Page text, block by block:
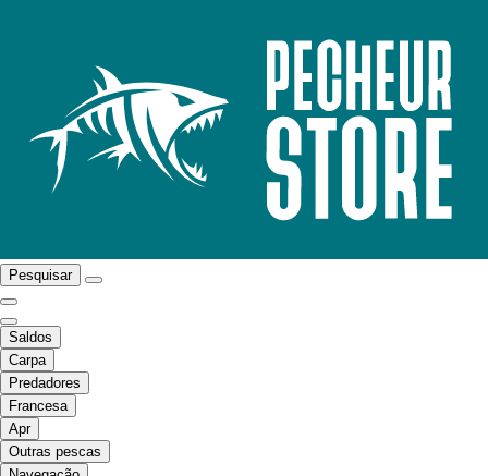
Pesquisar
Saldos
Carpa
Predadores
Francesa
Apr
Outras pescas